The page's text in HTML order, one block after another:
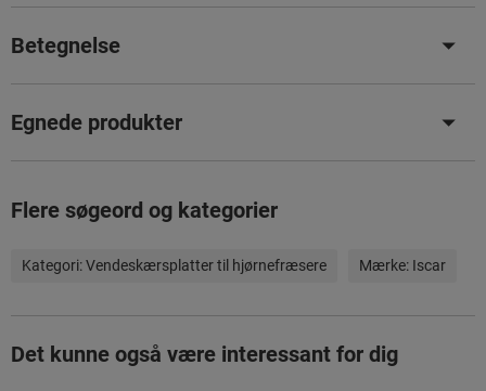
Betegnelse
Egnede produkter
Flere søgeord og kategorier
Kategori:Vendeskærsplatter til hjørnefræsere Mærke: Iscar
Det kunne også være interessant for dig